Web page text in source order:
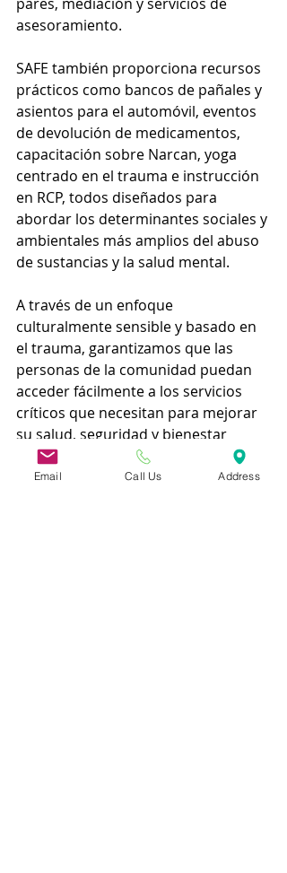
asesoramiento.
SAFE también proporciona recursos
prácticos como bancos de pañales y
asientos para el automóvil, eventos
de devolución de medicamentos,
capacitación sobre Narcan, yoga
centrado en el trauma e instrucción
en RCP, todos diseñados para
abordar los determinantes sociales y
ambientales más amplios del abuso
de sustancias y la salud mental.
A través de un enfoque
culturalmente sensible y basado en
el trauma, garantizamos que las
personas de la comunidad puedan
acceder fácilmente a los servicios
críticos que necesitan para mejorar
su salud, seguridad y bienestar
general.
Email Call Us Address